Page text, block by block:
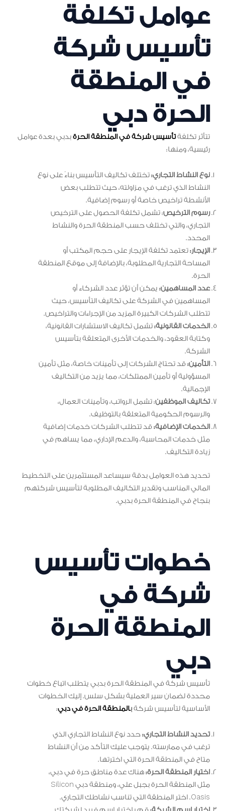
عوامل تكلفة
تأسيس شركة
في المنطقة
الحرة دبي
تتأثر تكلفةتأسيس شركة في المنطقة الحرةبدبي بعدة عوامل
رئيسية، ومنها:
نوع النشاط التجاري:تختلف تكاليف التأسيس بناءً على نوع
النشاط الذي ترغب في مزاولته، حيث تتطلب بعض
الأنشطة تراخيص خاصة أو رسوم إضافية.
رسوم الترخيص: تشمل تكلفة الحصول على الترخيص
التجاري، والتي تختلف حسب المنطقة الحرة والنشاط
المحدد.
الإيجار:تعتمد تكلفة الإيجار على حجم المكتب أو
المساحة التجارية المطلوبة، بالإضافة إلى موقع المنطقة
الحرة.
عدد المساهمين: يمكن أن تؤثر عدد الشركاء أو
المساهمين في الشركة على تكاليف التأسيس، حيث
تتطلب الشركات الكبيرة المزيد من الإجراءات والتراخيص.
الخدمات القانونية:تشمل تكاليف الاستشارات القانونية،
وكتابة العقود، والخدمات الأخرى المتعلقة بتأسيس
الشركة.
التأمين:قد تحتاج الشركات إلى تأمينات خاصة، مثل تأمين
المسؤولية أو تأمين الممتلكات، مما يزيد من التكاليف
الإجمالية.
تكاليف الموظفين: تشمل الرواتب، وتأمينات العمال،
والرسوم الحكومية المتعلقة بالتوظيف.
الخدمات الإضافية:قد تتطلب الشركات خدمات إضافية
مثل خدمات المحاسبة، والدعم الإداري، مما يساهم في
زيادة التكاليف.
تحديد هذه العوامل بدقة سيساعد المستثمرين على التخطيط
المالي المناسب وتقدير التكاليف المطلوبة لتأسيس شركتهم
بنجاح في المنطقة الحرة بدبي.
خطوات تأسيس
شركة في
المنطقة الحرة
دبي
تأسيس شركة في المنطقة الحرة بدبي يتطلب اتباع خطوات
محددة لضمان سير العملية بشكل سلس. إليك الخطوات
الأساسية لتأسيس شركةبالمنطقة الحرة في دبي:
تحديد النشاط التجاري:حدد نوع النشاط التجاري الذي
ترغب في ممارسته. يتوجب عليك التأكد من أن النشاط
متاح في المنطقة الحرة التي اخترتها.
اختيار المنطقة الحرة:هناك عدة مناطق حرة في دبي،
مثل المنطقة الحرة بجبل علي، ومنطقة دبي Silicon
Oasis. اختر المنطقة التي تناسب نشاطك التجاري.